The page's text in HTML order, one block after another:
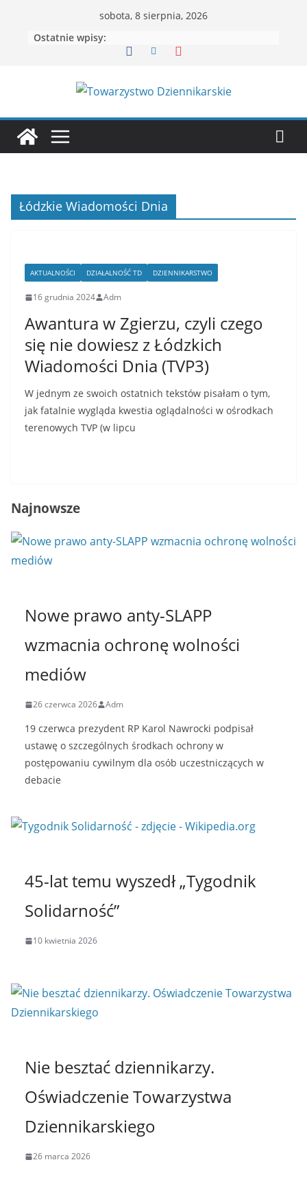
sobota, 8 sierpnia, 2026
Ostatnie wpisy:
Łódzkie Wiadomości Dnia
AKTUALNOŚCI DZIAŁALNOŚĆ TD DZIENNIKARSTWO
16 grudnia 2024 Adm
Awantura w Zgierzu, czyli czego
się nie dowiesz z Łódzkich
Wiadomości Dnia (TVP3)
W jednym ze swoich ostatnich tekstów pisałam o tym,
jak fatalnie wygląda kwestia oglądalności w ośrodkach
terenowych TVP (w lipcu
Najnowsze
Nowe prawo anty-SLAPP
wzmacnia ochronę wolności
mediów
26 czerwca 2026 Adm
19 czerwca prezydent RP Karol Nawrocki podpisał
ustawę o szczególnych środkach ochrony w
postępowaniu cywilnym dla osób uczestniczących w
debacie
45-lat temu wyszedł „Tygodnik
Solidarność”
10 kwietnia 2026
Nie besztać dziennikarzy.
Oświadczenie Towarzystwa
Dziennikarskiego
26 marca 2026